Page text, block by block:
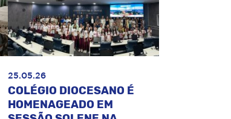
25.05.26
COLÉGIO DIOCESANO É
HOMENAGEADO EM